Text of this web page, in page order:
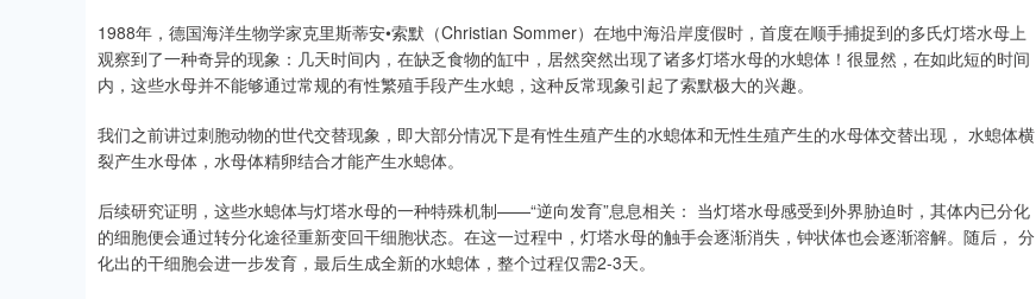
1988年，德国海洋生物学家克里斯蒂安•索默（Christian Sommer）在地中海沿岸度假时，首度在顺手捕捉到的多氏灯塔水母上
观察到了一种奇异的现象：几天时间内，在缺乏食物的缸中，居然突然出现了诸多灯塔水母的水螅体！很显然，在如此短的时间
内，这些水母并不能够通过常规的有性繁殖手段产生水螅，这种反常现象引起了索默极大的兴趣。
我们之前讲过刺胞动物的世代交替现象，即大部分情况下是有性生殖产生的水螅体和无性生殖产生的水母体交替出现， 水螅体横
裂产生水母体，水母体精卵结合才能产生水螅体。
后续研究证明，这些水螅体与灯塔水母的一种特殊机制——“逆向发育”息息相关： 当灯塔水母感受到外界胁迫时，其体内已分化
的细胞便会通过转分化途径重新变回干细胞状态。在这一过程中，灯塔水母的触手会逐渐消失，钟状体也会逐渐溶解。随后， 分
化出的干细胞会进一步发育，最后生成全新的水螅体，整个过程仅需2-3天。